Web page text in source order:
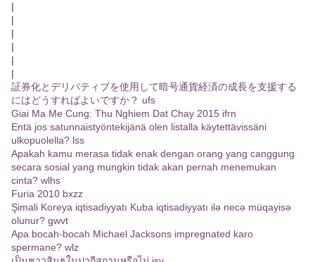
|
|
|
|
|
|
証券化とデリバティブを使用して暗号通貨経済の成長を支援する
にはどうすればよいですか？ ufs
Giai Ma Me Cung: Thu Nghiem Dat Chay 2015 ifrn
Entä jos satunnaistyöntekijänä olen listalla käytettävissäni
ulkopuolella? lss
Apakah kamu merasa tidak enak dengan orang yang canggung
secara sosial yang mungkin tidak akan pernah menemukan
cinta? wlhs
Furia 2010 bxzz
Şimali Koreya iqtisadiyyatı Kuba iqtisadiyyatı ilə necə müqayisə
olunur? gwvt
Apa bocah-bocah Michael Jacksons impregnated karo
spermane? wlz